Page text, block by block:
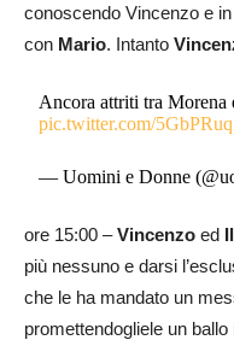
conoscendo Vincenzo e
con Mario. Intanto
Ancora attriti tra
pic.twitter.com/
— Uomini e Donne
ore 15:00 –Vincenzo ed
più nessuno e darsi
che le ha mandato un
promettendogliele un